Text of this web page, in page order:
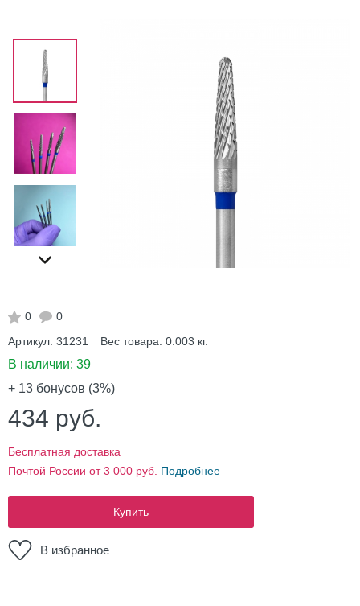
0
0
Артикул: 31231 Вес товара: 0.003 кг.
В наличии: 39
+ 13 бонусов (3%)
434 руб.
Бесплатная доставка
Почтой России от 3 000 руб. Подробнее
Купить
В избранное